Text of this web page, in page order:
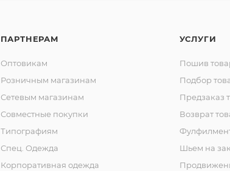
ПАРТНЕРАМ
Оптовикам
Розничным магазинам
Сетевым магазинам
Совместные покупки
Типографиям
Спец. Одежда
Корпоративная одежда
УСЛУГИ
Пошив
Подбор
Предзаказ
Возврат
Шьем на